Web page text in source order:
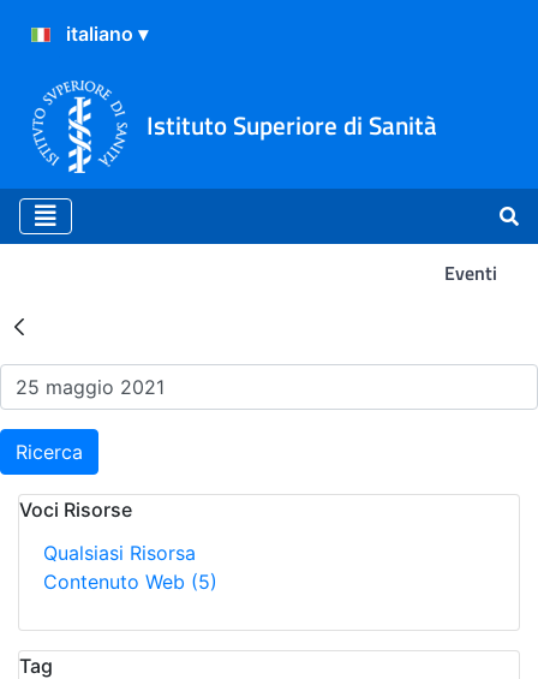
Istituto Superiore di Sanità
Eventi
Risultati della Ricerca -
Ricerca
Voci Risorse
Qualsiasi Risorsa
Contenuto Web (5)
Tag